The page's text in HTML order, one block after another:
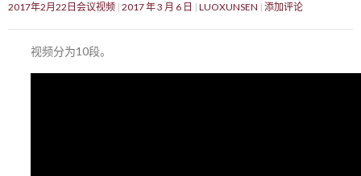
2017年2月22日会议视频 2017 年 3 月 6 日 LUOXUNSEN 添加评论
视频分为10段。